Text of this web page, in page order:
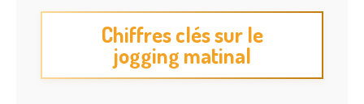
Chiffres clés sur le
jogging matinal